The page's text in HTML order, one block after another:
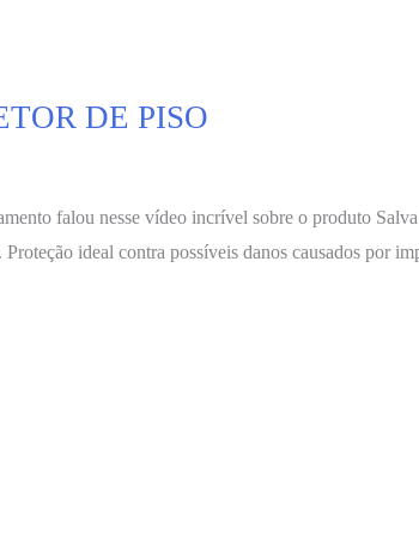
DE PISO
falou nesse vídeo incrível sobre o produto
ideal contra possíveis danos causados por